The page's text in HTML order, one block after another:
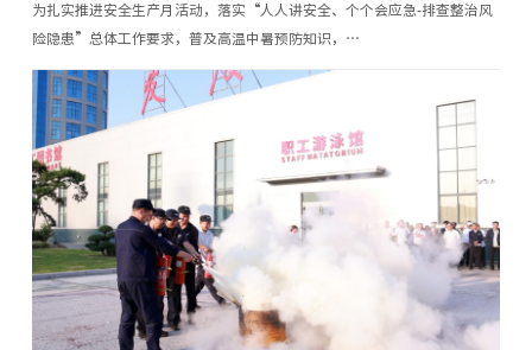
为扎实推进安全生产月活动，落实“人人讲安全、个个会应急-排查整治风
险隐患”总体工作要求，普及高温中暑预防知识，…